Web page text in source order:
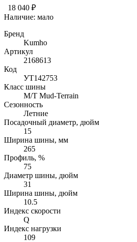
18 040 ₽
Наличие: мало
Бренд
Kumho
Артикул
2168613
Код
УТ142753
Класс шины
M/T Mud-Terrain
Сезонность
Летние
Посадочный диаметр, дюйм
15
Ширина шины, мм
265
Профиль, %
75
Диаметр шины, дюйм
31
Ширина шины, дюйм
10.5
Индекс скорости
Q
Индекс нагрузки
109